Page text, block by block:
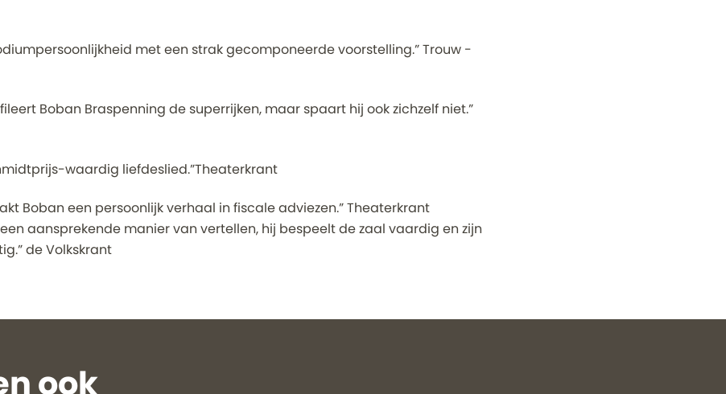
met een strak gecomponeerde voorstelling.” Trouw -
Boban Braspenning de superrijken, maar spaart hij ook zichzelf niet.”
waardig liefdeslied.”Theaterkrant
Boban een persoonlijk verhaal in fiscale adviezen.” Theaterkrant
aansprekende manier van vertellen, hij bespeelt de zaal vaardig en zijn
de Volkskrant
ook